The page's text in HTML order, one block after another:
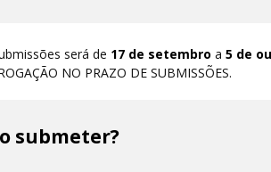
será de 17 de setembro a 5 de
NO PRAZO DE SUBMISSÕES.
submeter?